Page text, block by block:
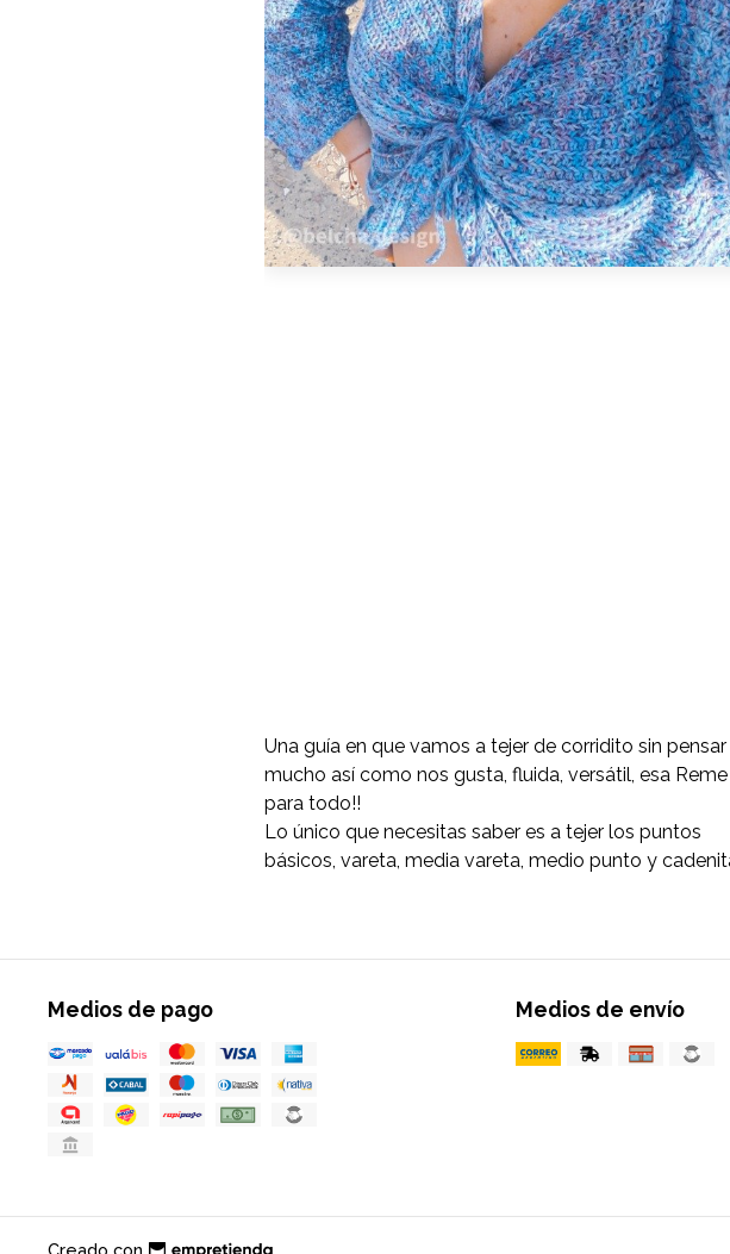
Una guía en que vamos a tejer de corridito sin pensar
mucho así como nos gusta, fluida, versátil, esa Reme
para todo!!
Lo único que necesitas saber es a tejer los puntos
básicos, vareta, media vareta, medio punto y
Medios de pago Medios de envío
Creado con